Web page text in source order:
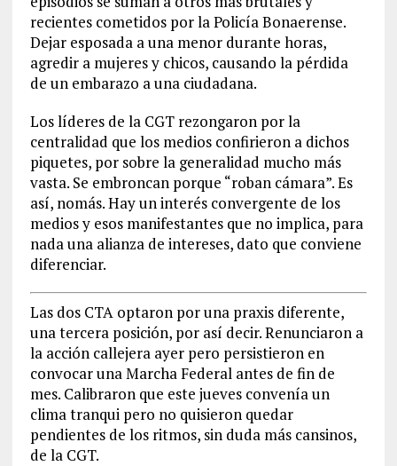
recientes cometidos por la Policía Bonaerense.
Dejar esposada a una menor durante horas,
agredir a mujeres y chicos, causando la pérdida
de un embarazo a una ciudadana.
Los líderes de la CGT rezongaron por la
centralidad que los medios confirieron a dichos
piquetes, por sobre la generalidad mucho más
vasta. Se embroncan porque “roban cámara”. Es
así, nomás. Hay un interés convergente de los
medios y esos manifestantes que no implica, para
nada una alianza de intereses, dato que conviene
diferenciar.
Las dos CTA optaron por una praxis diferente,
una tercera posición, por así decir. Renunciaron a
la acción callejera ayer pero persistieron en
convocar una Marcha Federal antes de fin de
mes. Calibraron que este jueves convenía un
clima tranqui pero no quisieron quedar
pendientes de los ritmos, sin duda más cansinos,
de la CGT.